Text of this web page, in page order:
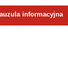
informacyjna